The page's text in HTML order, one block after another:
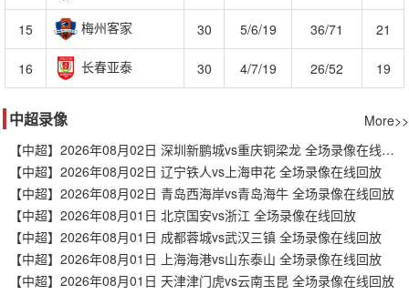
15 梅州客家 30 5/6/19 36/71 21
16 长春亚泰 30 4/7/19 26/52 19
中超录像
More>>
【中超】2026年08月02日 深圳新鹏城vs重庆铜梁龙 全场录像在线回放
【中超】2026年08月02日 辽宁铁人vs上海申花 全场录像在线回放
【中超】2026年08月02日 青岛西海岸vs青岛海牛 全场录像在线回放
【中超】2026年08月01日 北京国安vs浙江 全场录像在线回放
【中超】2026年08月01日 成都蓉城vs武汉三镇 全场录像在线回放
【中超】2026年08月01日 上海海港vs山东泰山 全场录像在线回放
【中超】2026年08月01日 天津津门虎vs云南玉昆 全场录像在线回放